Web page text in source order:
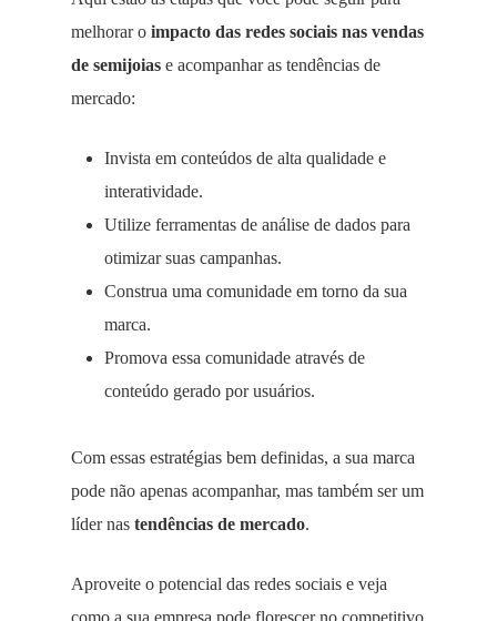
melhorar o impacto das redes sociais nas vendas
de semijoias e acompanhar as tendências de
mercado:
Invista em conteúdos de alta qualidade e
interatividade.
Utilize ferramentas de análise de dados para
otimizar suas campanhas.
Construa uma comunidade em torno da sua
marca.
Promova essa comunidade através de
conteúdo gerado por usuários.
Com essas estratégias bem definidas, a sua marca
pode não apenas acompanhar, mas também ser um
líder nas tendências de mercado.
Aproveite o potencial das redes sociais e veja
como a sua empresa pode florescer no competitivo